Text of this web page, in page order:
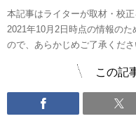
本記事はライターが取材・校
2021年10月2日時点の情報の
ので、あらかじめご了承くださ
この記